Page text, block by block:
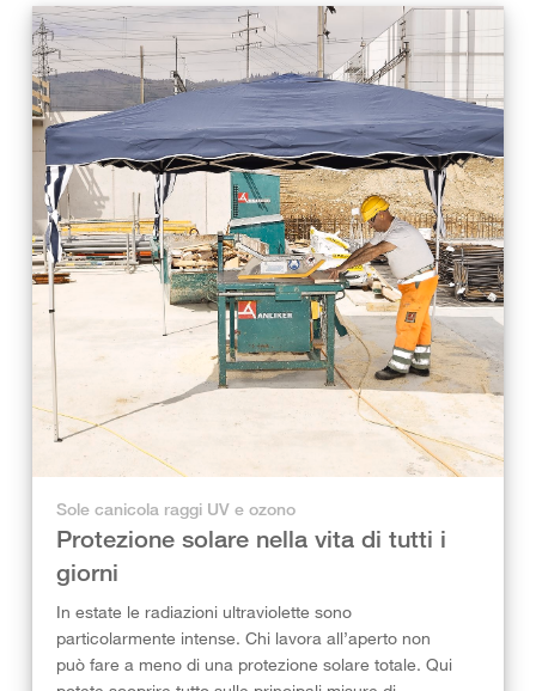
Sole canicola raggi UV e ozono
Protezione solare nella vita di tutti i
giorni
In estate le radiazioni ultraviolette sono
particolarmente intense. Chi lavora all’aperto non
può fare a meno di una protezione solare totale. Qui